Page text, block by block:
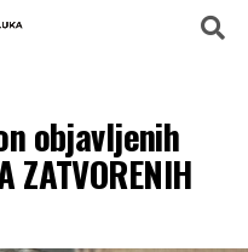
objavljenih
ZATVORENIH